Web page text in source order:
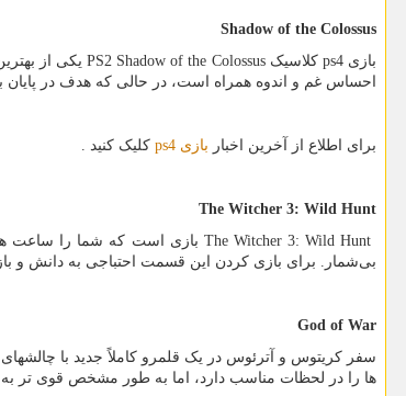
Shadow of the Colossus
بازی ps4کلاسیک PS2 Shadow of the Colossus یکی از
احساس غم و اندوه همراه است، در حالی که هدف در پایان
برای اطلاع از آخرین اخبار بازی ps4 کلیک کنید .
The Witcher 3: Wild Hunt
The Witcher 3: Wild Hunt بازی است که شما را ساعت ها
بی‌شمار. برای بازی کردن این قسمت احتباجی به دانش و
God of War
سفر کریتوس و آترئوس در یک قلمرو کاملاً جدید با
ها را در لحظات مناسب دارد، اما به طور مشخص قوی تر به